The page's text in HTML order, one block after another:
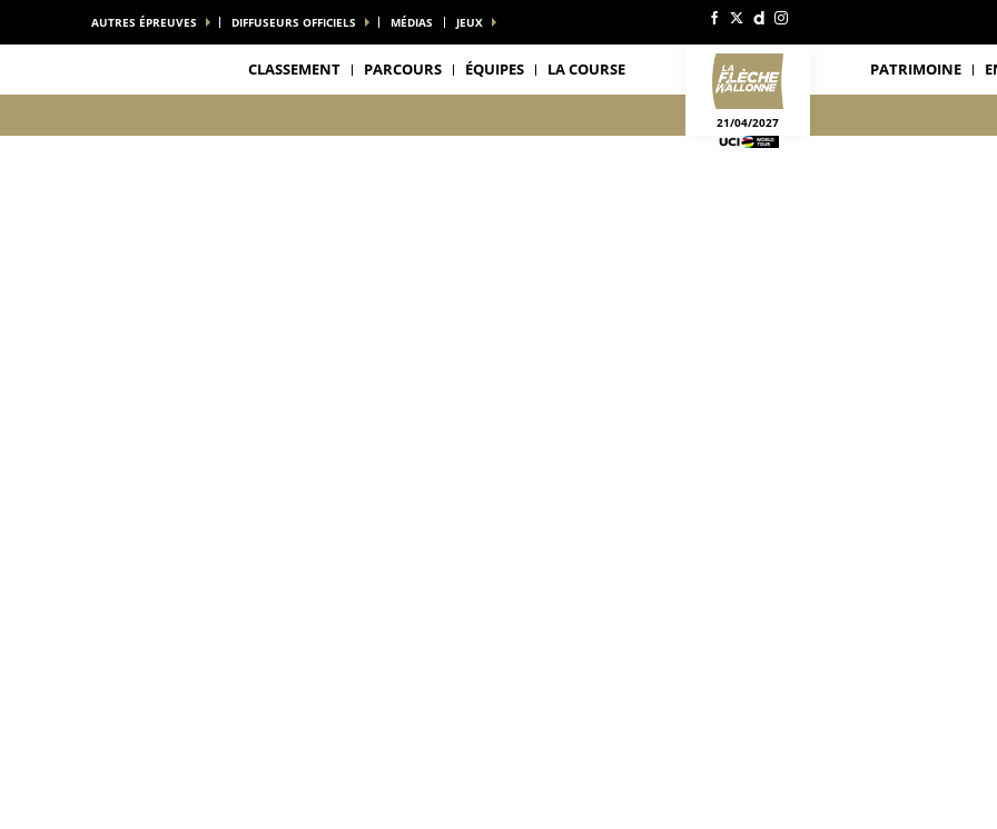
AUTRES ÉPREUVES DIFFUSEURS OFFICIELS MÉDIAS JEUX
CLASSEMENT PARCOURS ÉQUIPES LA COURSE
21/04/2027
PATRIMOINE